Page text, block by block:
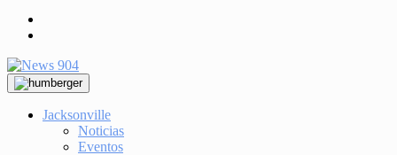
Jacksonville
Noticias
Eventos